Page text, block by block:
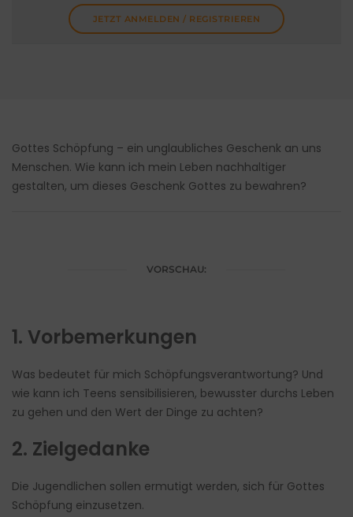
JETZT ANMELDEN / REGISTRIEREN
Gottes Schöpfung – ein unglaubliches Geschenk an uns
Menschen. Wie kann ich mein Leben nachhaltiger
gestalten, um dieses Geschenk Gottes zu bewahren?
VORSCHAU:
1. Vorbemerkungen
Was bedeutet für mich Schöpfungsverantwortung? Und
wie kann ich Teens sensibilisieren, bewusster durchs Leben
zu gehen und den Wert der Dinge zu achten?
2. Zielgedanke
Die Jugendlichen sollen ermutigt werden, sich für Gottes
Schöpfung einzusetzen.